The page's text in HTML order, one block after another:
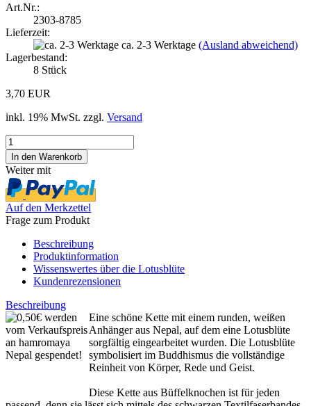
Art.Nr.:
2303-8785
Lieferzeit:
ca. 2-3 Werktage (Ausland abweichend)
Lagerbestand:
8 Stück
3,70 EUR
inkl. 19% MwSt. zzgl. Versand
Weiter mit
Auf den Merkzettel
Frage zum Produkt
Beschreibung
Produktinformation
Wissenswertes über die Lotusblüte
Kundenrezensionen
Beschreibung
Eine schöne Kette mit einem runden, weißen
Anhänger aus Nepal, auf dem eine Lotusblüte
sorgfältig eingearbeitet wurden. Die Lotusblüte
symbolisiert im Buddhismus die vollständige
Reinheit von Körper, Rede und Geist.
Diese Kette aus Büffelknochen ist für jeden